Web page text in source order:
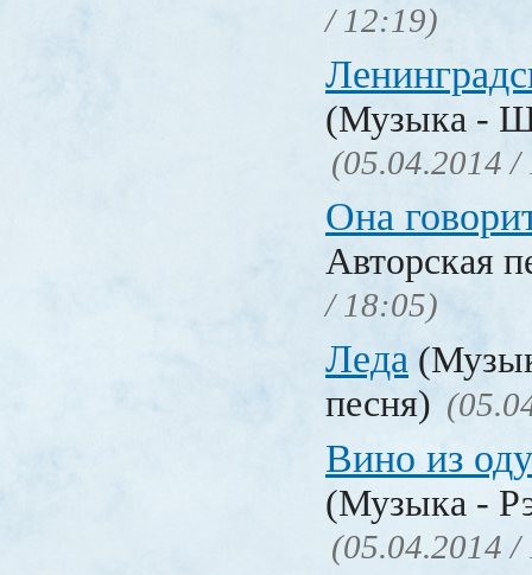
/ 12:19)
(Музыка -
(05.04.2014 /
Она
Авторская
/ 18:05)
Леда
песня)
Вино из
(Музыка -
(05.04.2014 /